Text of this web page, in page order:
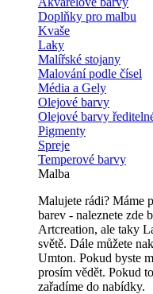
Doplňky pro malbu
Kvaše
Laky
Malířské stojany
Malování podle čísel
Média a Gely
Olejové barvy
Olejové barvy
Pigmenty
Spreje
Temperové barvy
Malba
Malujete rádi? Máme
barev - naleznete zde
Artcreation, ale taky
světě. Dále můžete
Umton. Pokud byste
prosím vědět. Pokud
zařadíme do nabídky.